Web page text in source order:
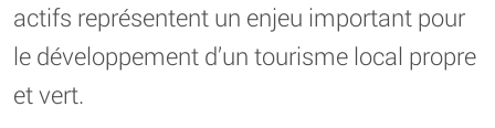
actifs représentent un enjeu important pour
le développement d’un tourisme local propre
et vert.